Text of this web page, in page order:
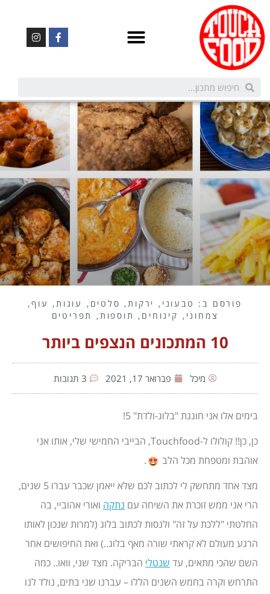
פורסם ב: טבעוני , ירקות, סלטים , עוגות, עוף,
צמחוני , קינוחים , תוספות, תפריטים
10 המתכונים הנצפים ביותר
מיכל פברואר 17, 2021 3 תגובות
בימים אלו אני חוגגת "בלוג-ולדת" 5!
כן, כן!! קולולו ל-Touchfood, הבייבי החמישי שלי, אותו אני
אוהבת ומטפחת מכל הלב
.
מצד אחד מתחשק לי לכתוב לכם שלא ייאמן שכבר עברו 5 שנים,
הרי אני ממש זוכרת את השיחה עם נתקה ואורי אהוביי, בה
החלטתי "ללכת על זה" ולנסות לכתוב בלוג (למרות שנכון לאותו
הרגע מעולם לא קראתי שורה מאף בלוג..) ואת החיפושים אחר
השם שהכי מתאים, עד שנטלי הבריקה. מצד שני, וואו.. כמה
התרחש וקרה בחמש השנים הללו – עברנו שני בתים, נולד לנו